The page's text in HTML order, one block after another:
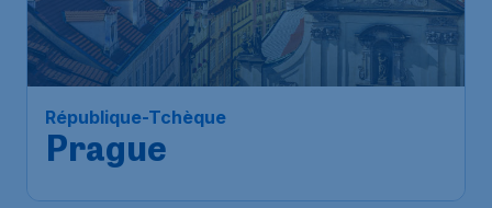
République-Tchèque
Prague